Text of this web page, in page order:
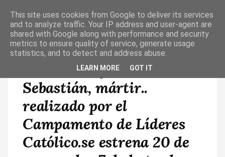
T
O
G
Cortometraje San
Sebastián, mártir..
realizado por el
Campamento de Líderes
Católico.se estrena 20 de
This site uses cookies from Google to deliver its services
and to analyze traffic. Your IP address and user-agent are
shared with Google along with performance and security
metrics to ensure quality of service, generate usage
statistics, and to detect and address abuse.
LEARN MORE GOT IT